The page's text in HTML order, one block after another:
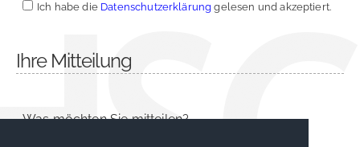
Ich habe die Datenschutzerklärung gelesen und akzeptiert.
Ihre Mitteilung
Was möchten Sie mitteilen?